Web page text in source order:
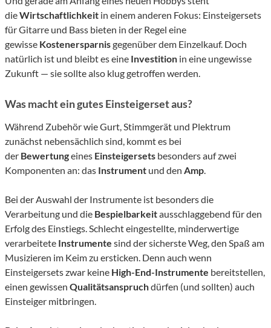
dieWirtschaftlichkeit in einem anderen Fokus: Einsteigersets
für Gitarre und Bass bieten in der Regel eine
gewisse Kostenersparnisgegenüber dem Einzelkauf. Doch
natürlich ist und bleibt es eine Investition in eine ungewisse
Zukunft — sie sollte also klug getroffen werden.
Was macht ein gutes Einsteigerset aus?
Während Zubehör wie Gurt, Stimmgerät und Plektrum
zunächst nebensächlich sind, kommt es bei
der Bewertungeines Einsteigersets besonders auf zwei
Komponenten an: das Instrument und den Amp.
Bei der Auswahl der Instrumente ist besonders die
Verarbeitung und die Bespielbarkeitausschlaggebend für den
Erfolg des Einstiegs. Schlecht eingestellte, minderwertige
verarbeitete Instrumente sind der sicherste Weg, den Spaß am
Musizieren im Keim zu ersticken. Denn auch wenn
Einsteigersets zwar keine High-End-Instrumente bereitstellen,
einen gewissen Qualitätsanspruchdürfen (und sollten) auch
Einsteiger mitbringen.